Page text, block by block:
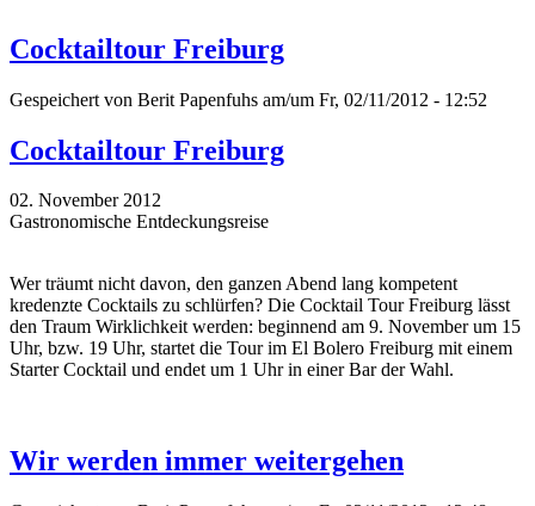
Cocktailtour Freiburg
Gespeichert von Berit Papenfuhs am/um Fr, 02/11/2012 - 12:52
Cocktailtour Freiburg
02. November 2012
Gastronomische Entdeckungsreise
Wer träumt nicht davon, den ganzen Abend lang kompetent
kredenzte Cocktails zu schlürfen? Die Cocktail Tour Freiburg lässt
den Traum Wirklichkeit werden: beginnend am 9. November um 15
Uhr, bzw. 19 Uhr, startet die Tour im El Bolero Freiburg mit einem
Starter Cocktail und endet um 1 Uhr in einer Bar der Wahl.
Wir werden immer weitergehen